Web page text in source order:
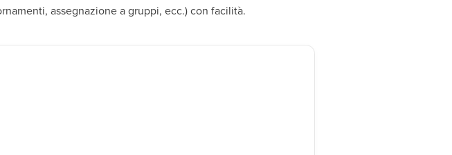
assegnazione a gruppi, ecc.) con facilità.